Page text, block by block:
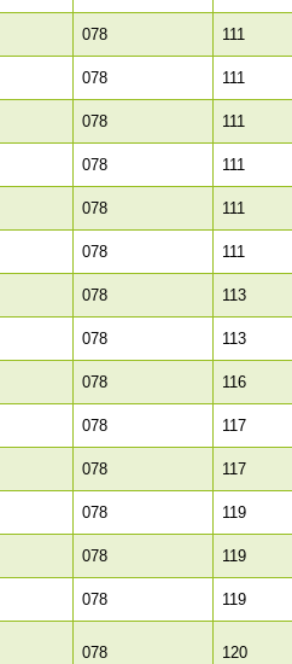
078 111
078 111
078 111
078 111
078 111
078 111
078 113
078 113
078 116
078 117
078 117
078 119
078 119
078 119
078 120